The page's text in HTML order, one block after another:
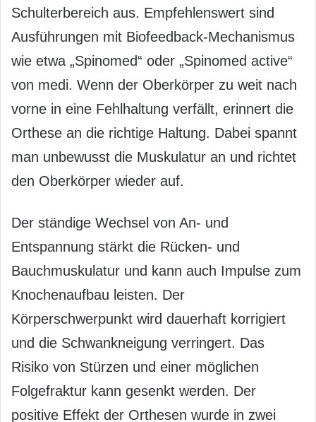
Schulterbereich aus. Empfehlenswert sind
Ausführungen mit Biofeedback-Mechanismus
wie etwa „Spinomed“ oder „Spinomed active“
von medi. Wenn der Oberkörper zu weit nach
vorne in eine Fehlhaltung verfällt, erinnert die
Orthese an die richtige Haltung. Dabei spannt
man unbewusst die Muskulatur an und richtet
den Oberkörper wieder auf.
Der ständige Wechsel von An- und
Entspannung stärkt die Rücken- und
Bauchmuskulatur und kann auch Impulse zum
Knochenaufbau leisten. Der
Körperschwerpunkt wird dauerhaft korrigiert
und die Schwankneigung verringert. Das
Risiko von Stürzen und einer möglichen
Folgefraktur kann gesenkt werden. Der
positive Effekt der Orthesen wurde in zwei